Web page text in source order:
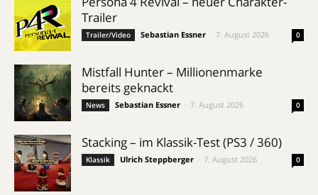
Trailer
Trailer/Video Sebastian Essner 7. August 2026 0
Mistfall Hunter – Millionenmarke
bereits geknackt
News Sebastian Essner 7. August 2026 0
Stacking – im Klassik-Test (PS3 / 360)
Klassik Ulrich Steppberger 7. August 2026 0